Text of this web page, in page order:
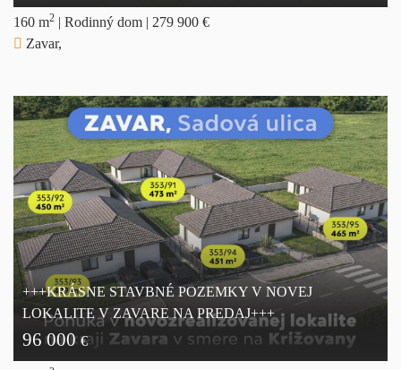
160 m2 | Rodinný dom | 279 900 €
Zavar,
+++KRÁSNE STAVBNÉ POZEMKY V NOVEJ
LOKALITE V ZAVARE NA PREDAJ+++
96 000€